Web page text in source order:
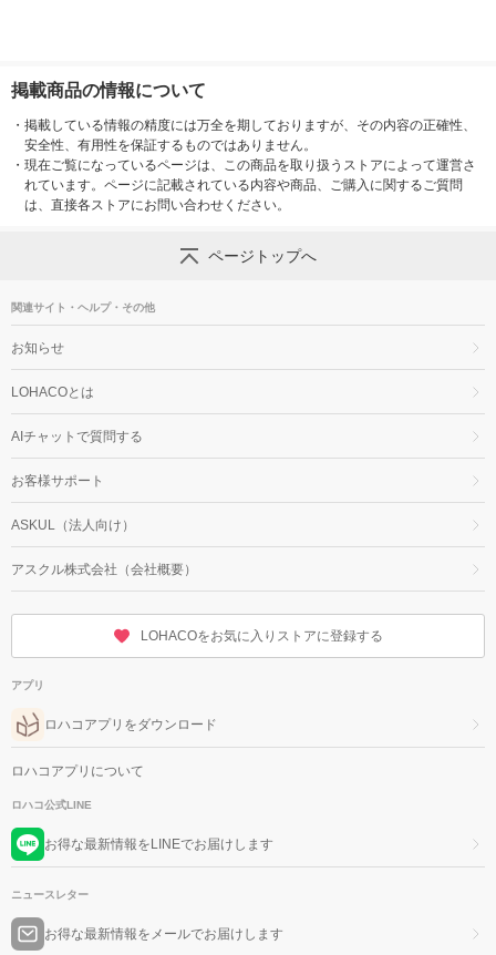
掲載商品の情報について
・ 掲載している情報の精度には万全を期しておりますが、その内容の正確性、
安全性、有用性を保証するものではありません。
・ 現在ご覧になっているページは、この商品を取り扱うストアによって運営さ
れています。ページに記載されている内容や商品、ご購入に関するご質問
は、直接各ストアにお問い合わせください。
ページトップへ
関連サイト・ヘルプ・その他
お知らせ
LOHACOとは
AIチャットで質問する
お客様サポート
ASKUL（法人向け）
アスクル株式会社（会社概要）
LOHACOをお気に入りストアに登録する
アプリ
ロハコアプリをダウンロード
ロハコアプリについて
ロハコ公式LINE
お得な最新情報をLINEでお届けします
ニュースレター
お得な最新情報をメールでお届けします